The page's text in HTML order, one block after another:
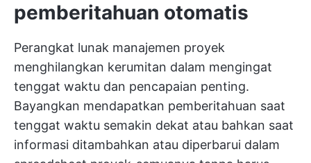
pemberitahuan otomatis
Perangkat lunak manajemen proyek
menghilangkan kerumitan dalam mengingat
tenggat waktu dan pencapaian penting.
Bayangkan mendapatkan pemberitahuan saat
tenggat waktu semakin dekat atau bahkan saat
informasi ditambahkan atau diperbarui dalam